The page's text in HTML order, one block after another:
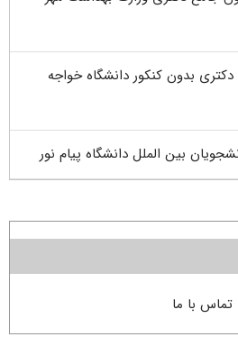
دکتری بدون کنکور دانشگاه خواجه
بین الملل دانشگاه پیام نور
تماس با ما